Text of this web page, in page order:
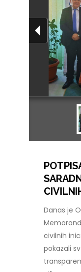
Danas je
civilnih
pokazali